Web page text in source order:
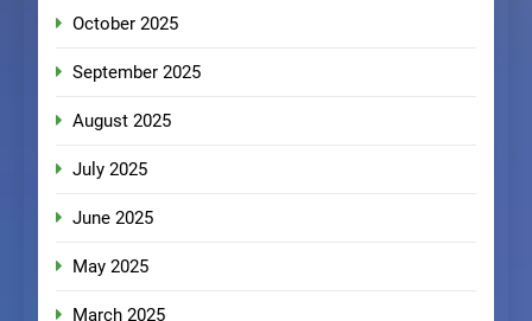
October 2025
September 2025
August 2025
July 2025
June 2025
May 2025
March 2025